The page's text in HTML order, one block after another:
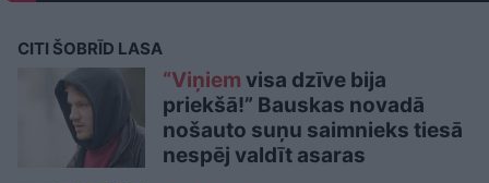
CITI ŠOBRĪD LASA
“Viņiem visa dzīve bija
priekšā!” Bauskas novadā
nošauto suņu saimnieks tiesā
nespēj valdīt asaras